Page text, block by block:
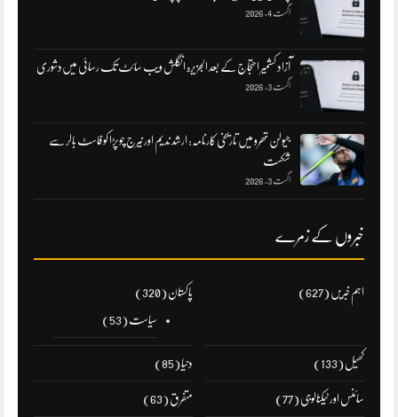
اگست 4, 2026
آزاد کشمیر احتجاج کے بعد الجزیرہ انگلش ویب سائٹ تک رسائی میں‌دشوری
اگست 3, 2026
جیولن تھرو میں تاریخی کارنامہ: ارشد ندیم اور نیرج چوپڑا کو فاسٹ بالر سے
شکست
اگست 3, 2026
خبروں کے زمرے
اہم خبریں(627) پاکستان(320)
سیاست(53)
کھیل(133) دنیا(85)
سائنس اور ٹیکنالوجی(77) متفرق(63)